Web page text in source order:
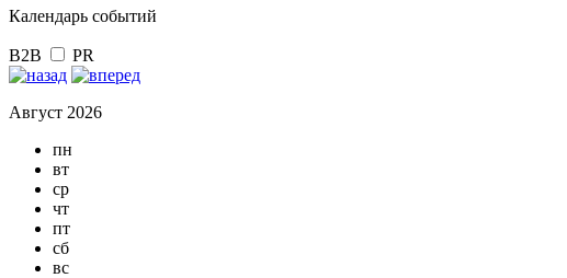
Календарь событий
B2B PR
Август 2026
пн
вт
ср
чт
пт
сб
вс